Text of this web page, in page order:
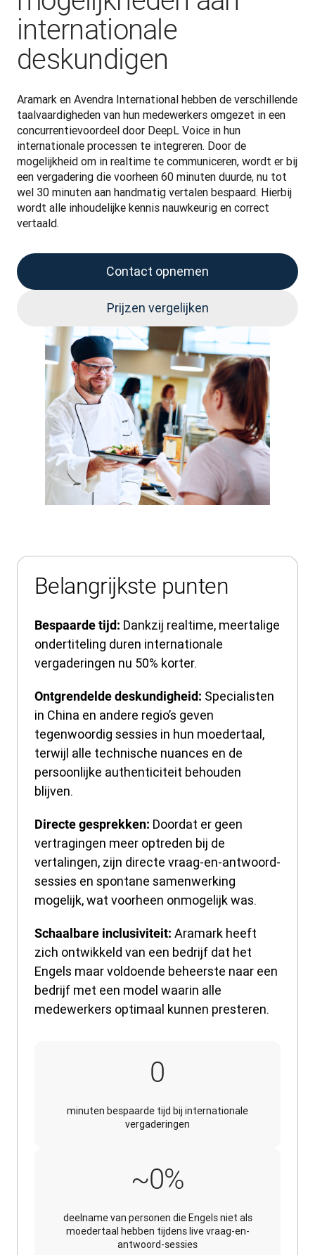
internationale
deskundigen
Aramark en Avendra International hebben de verschillende
taalvaardigheden van hun medewerkers omgezet in een
concurrentievoordeel door DeepL Voice in hun
internationale processen te integreren. Door de
mogelijkheid om in realtime te communiceren, wordt er bij
een vergadering die voorheen 60 minuten duurde, nu tot
wel 30 minuten aan handmatig vertalen bespaard. Hierbij
wordt alle inhoudelijke kennis nauwkeurig en correct
vertaald.
Contact opnemen
Prijzen vergelijken
Belangrijkste punten
Bespaarde tijd: Dankzij realtime, meertalige
ondertiteling duren internationale
vergaderingen nu 50% korter.
Ontgrendelde deskundigheid: Specialisten
in China en andere regio’s geven
tegenwoordig sessies in hun moedertaal,
terwijl alle technische nuances en de
persoonlijke authenticiteit behouden
blijven.
Directe gesprekken: Doordat er geen
vertragingen meer optreden bij de
vertalingen, zijn directe vraag-en-antwoord-
sessies en spontane samenwerking
mogelijk, wat voorheen onmogelijk was.
Schaalbare inclusiviteit: Aramark heeft
zich ontwikkeld van een bedrijf dat het
Engels maar voldoende beheerste naar een
bedrijf met een model waarin alle
medewerkers optimaal kunnen presteren.
0
minuten bespaarde tijd bij internationale
vergaderingen
~0%
deelname van personen die Engels niet als
moedertaal hebben tijdens live vraag-en-
antwoord-sessies